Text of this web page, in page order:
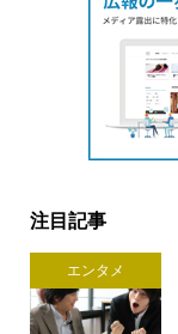
注目記事
エンタメ